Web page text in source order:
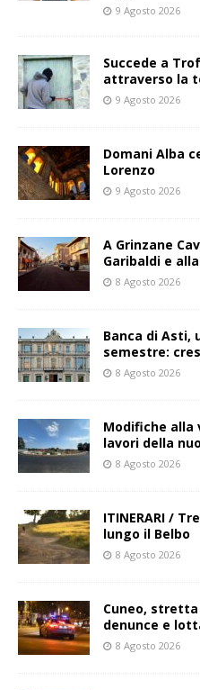
9 Agosto 2026
Succede a
attraverso la
9 Agosto 2026
Domani Alba
Lorenzo
9 Agosto 2026
A Grinzane
Garibaldi e
8 Agosto 2026
Banca di Asti,
semestre:
8 Agosto 2026
Modifiche alla
lavori della
8 Agosto 2026
ITINERARI /
lungo il Belbo
8 Agosto 2026
Cuneo,
denunce e
8 Agosto 2026